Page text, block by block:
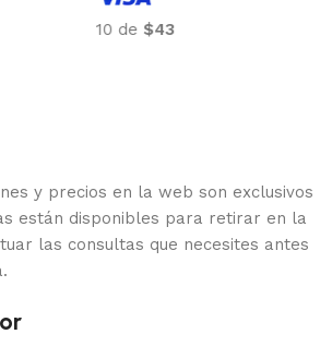
10 de $43
y precios en la web son exclusivos
están disponibles para retirar en la
las consultas que necesites antes